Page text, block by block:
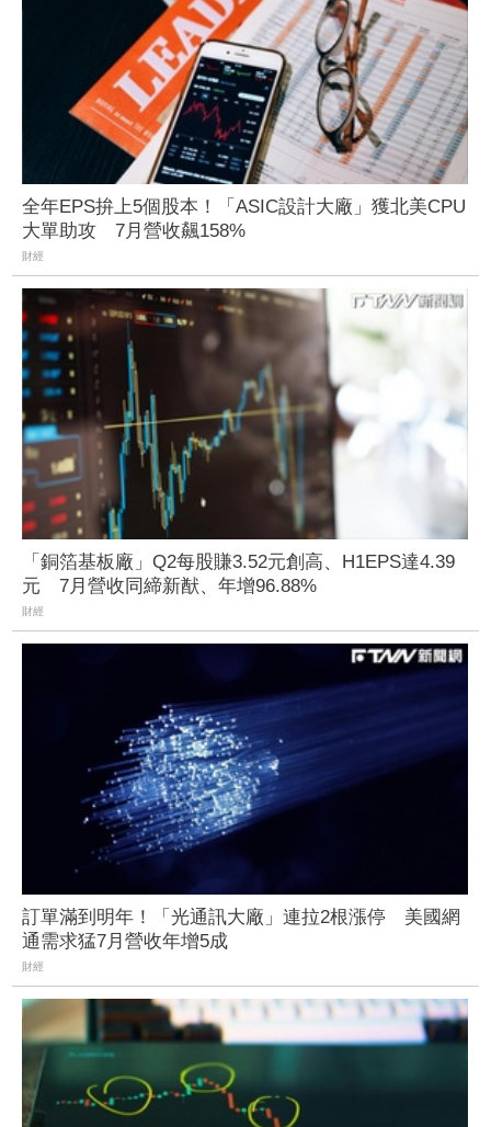
全年EPS拚上5個股本！「ASIC設計大廠」獲北美CPU
大單助攻 7月營收飆158%
財經
「銅箔基板廠」Q2每股賺3.52元創高、H1EPS達4.39
元 7月營收同締新猷、年增96.88%
財經
訂單滿到明年！「光通訊大廠」連拉2根漲停 美國網
通需求猛7月營收年增5成
財經